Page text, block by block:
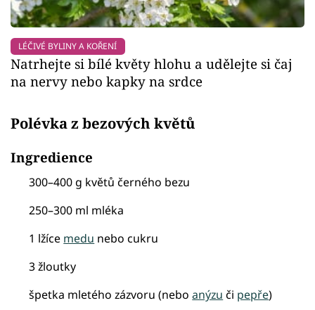
LÉČIVÉ BYLINY A KOŘENÍ
Natrhejte si bílé květy hlohu a udělejte si čaj
na nervy nebo kapky na srdce
Polévka z bezových květů
Ingredience
300–400 g květů černého bezu
250–300 ml mléka
1 lžíce medu nebo cukru
3 žloutky
špetka mletého zázvoru (neboanýzu či pepře)